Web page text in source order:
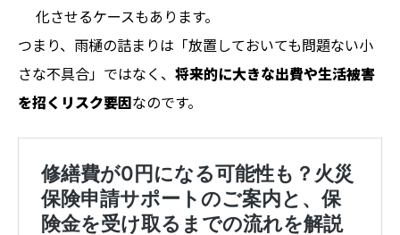
化させるケースもあります。
つまり、雨樋の詰まりは「放置しておいても問題ない小
さな不具合」ではなく、 将来的に大きな出費や生活被害
を招くリスク要因なのです。